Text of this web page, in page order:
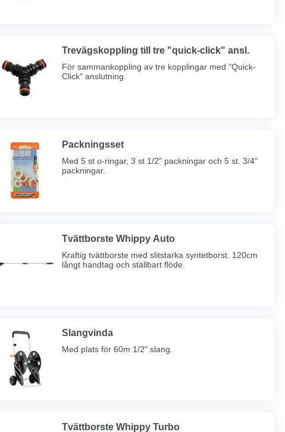
Trevägskoppling till tre "quick-click" ansl.
För sammankoppling av tre kopplingar med "Quick-
Click" anslutning.
Packningsset
Med 5 st o-ringar, 3 st 1/2" packningar och 5 st. 3/4"
packningar.
Tvättborste Whippy Auto
Kraftig tvättborste med slitstarka syntetborst. 120cm
långt handtag och ställbart flöde.
Slangvinda
Med plats för 60m 1/2" slang.
Tvättborste Whippy Turbo